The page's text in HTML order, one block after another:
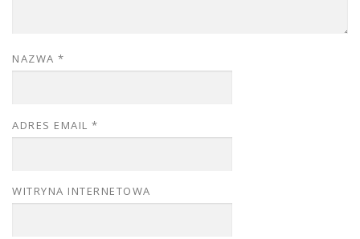
NAZWA *
ADRES EMAIL *
WITRYNA INTERNETOWA